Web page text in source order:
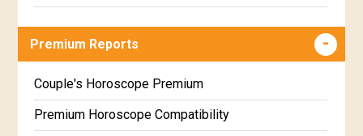
Wealth & Fortune Horoscope Free
Free Daily Rashiphal
Free Weekly Rashifal
Premium Reports
Couple's Horoscope Premium
Premium Horoscope Compatibility